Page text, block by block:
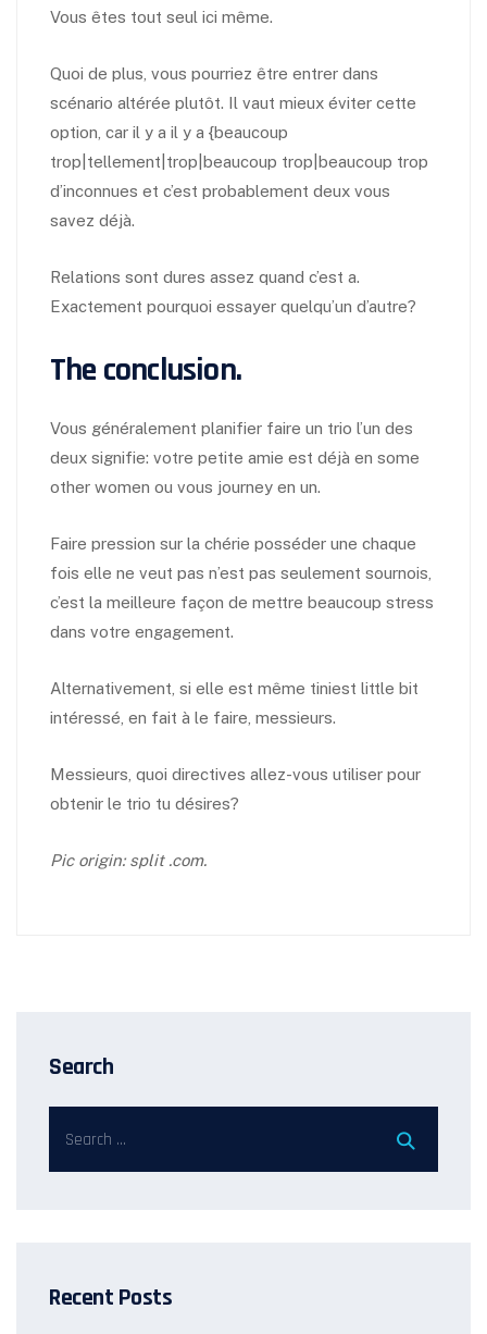
Vous êtes tout seul ici même.
Quoi de plus, vous pourriez être entrer dans
scénario altérée plutôt. Il vaut mieux éviter cette
option, car il y a il y a {beaucoup
trop|tellement|trop|beaucoup trop|beaucoup trop
d’inconnues et c’est probablement deux vous
savez déjà.
Relations sont dures assez quand c’est a.
Exactement pourquoi essayer quelqu’un d’autre?
The conclusion.
Vous généralement planifier faire un trio l’un des
deux signifie: votre petite amie est déjà en some
other women ou vous journey en un.
Faire pression sur la chérie posséder une chaque
fois elle ne veut pas n’est pas seulement sournois,
c’est la meilleure façon de mettre beaucoup stress
dans votre engagement.
Alternativement, si elle est même tiniest little bit
intéressé, en fait à le faire, messieurs.
Messieurs, quoi directives allez-vous utiliser pour
obtenir le trio tu désires?
Pic origin: split .com.
Search
Recent Posts